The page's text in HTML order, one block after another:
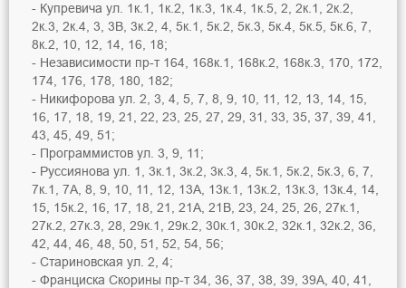
Купревича ул. 1к.1, 1к.2, 1к.3, 1к.4, 1к.5, 2, 2к.1, 2к.2,
2к.3, 2к.4, 3, 3В, 3к.2, 4, 5к.1, 5к.2, 5к.3, 5к.4, 5к.5, 5к.6, 7,
8к.2, 10, 12, 14, 16, 18;
Независимости пр-т 164, 168к.1, 168к.2, 168к.3, 170, 172,
174, 176, 178, 180, 182;
Никифорова ул. 2, 3, 4, 5, 7, 8, 9, 10, 11, 12, 13, 14, 15,
16, 17, 18, 19, 21, 22, 23, 25, 27, 29, 31, 33, 35, 37, 39, 41,
43, 45, 49, 51;
Программистов ул. 3, 9, 11;
Руссиянова ул. 1, 3к.1, 3к.2, 3к.3, 4, 5к.1, 5к.2, 5к.3, 6, 7,
7к.1, 7А, 8, 9, 10, 11, 12, 13А, 13к.1, 13к.2, 13к.3, 13к.4, 14,
15, 15к.2, 16, 17, 18, 21, 21А, 21В, 23, 24, 25, 26, 27к.1,
27к.2, 27к.3, 28, 29к.1, 29к.2, 30к.1, 30к.2, 32к.1, 32к.2, 36,
42, 44, 46, 48, 50, 51, 52, 54, 56;
Стариновская ул. 2, 4;
Франциска Скорины пр-т 34, 36, 37, 38, 39, 39А, 40, 41,